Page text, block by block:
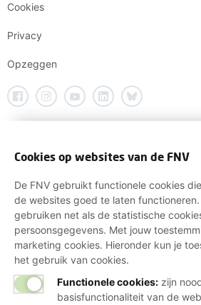
Cookies
Privacy
Opzeggen
Cookies op websites van de FNV
De FNV gebruikt functionele cookies
de websites goed te laten
gebruiken net als de statistische
persoonsgegevens. Met jouw
marketing cookies. Hieronder kun je
het gebruik van cookies.
Functionele cookies: zijn
basisfunctionaliteit van de